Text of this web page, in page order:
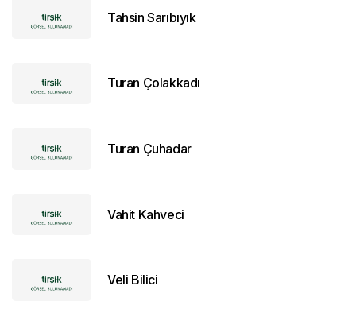
Tahsin Sarıbıyık
Turan Çolakkadı
Turan Çuhadar
Vahit Kahveci
Veli Bilici